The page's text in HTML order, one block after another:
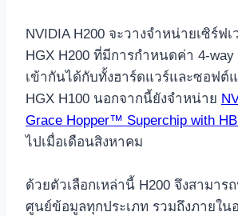
NVIDIA H200 จะวางจำหน่ายเซิร์ฟเ
HGX H200 ที่มีการกำหนดค่า 4-
เข้ากันได้กับทั้งฮาร์ดแวร์และซอฟต์
HGX H100 นอกจากนี้ยังจำหน่าย
Grace Hopper™ Superchip with
ไปเมื่อเดือนสิงหาคม
ด้วยตัวเลือกเหล่านี้ H200 จึงสามาร
ศูนย์ข้อมูลทุกประเภท รวมถึงภายใน